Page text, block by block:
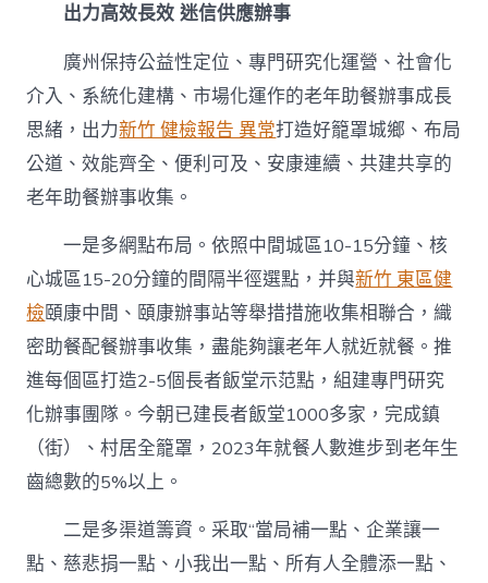
出力高效長效 迷信供應辦事
廣州保持公益性定位、專門研究化運營、社會化
介入、系統化建構、市場化運作的老年助餐辦事成長
思緒，出力新竹 健檢報告 異常打造好籠罩城鄉、布局
公道、效能齊全、便利可及、安康連續、共建共享的
老年助餐辦事收集。
一是多網點布局。依照中間城區10-15分鐘、核
心城區15-20分鐘的間隔半徑選點，并與新竹 東區健
檢頤康中間、頤康辦事站等舉措措施收集相聯合，織
密助餐配餐辦事收集，盡能夠讓老年人就近就餐。推
進每個區打造2-5個長者飯堂示范點，組建專門研究
化辦事團隊。今朝已建長者飯堂1000多家，完成鎮
（街）、村居全籠罩，2023年就餐人數進步到老年生
齒總數的5%以上。
二是多渠道籌資。采取“當局補一點、企業讓一
點、慈悲捐一點、小我出一點、所有人全體添一點、